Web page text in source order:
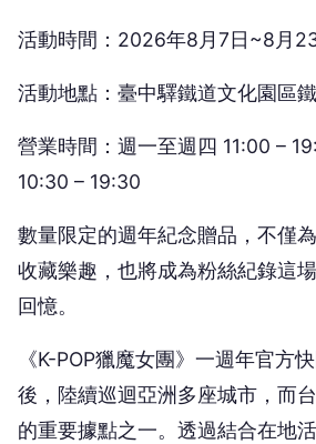
活動時間：2026年8月7日~8月
活動地點：臺中驛鐵道文化園區
營業時間：週一至週四 11:00 –
10:30 – 19:30
數量限定的週年紀念贈品，不僅
收藏樂趣，也將成為粉絲紀錄這
回憶。
《K-POP獵魔女團》一週年官方
後，陸續巡迴亞洲多座城市，而
的重要據點之一。透過結合在地